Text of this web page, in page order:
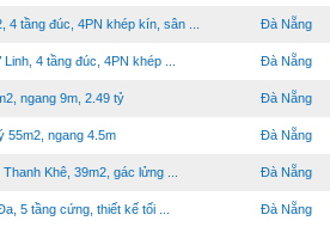
4 tầng đúc, 4PN khép kín, sân ... Đà Nẵng
4 tầng đúc, 4PN khép ... Đà Nẵng
ngang 9m, 2.49 tỷ Đà Nẵng
55m2, ngang 4.5m Đà Nẵng
Khê, 39m2, gác lửng ... Đà Nẵng
5 tầng cứng, thiết kế tối ... Đà Nẵng